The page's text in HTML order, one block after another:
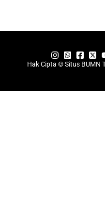
Hak Cipta © Situs BUMN